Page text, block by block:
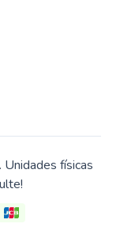
físicas